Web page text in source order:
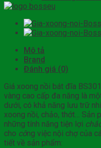
Mô tả
Brand
Đánh giá (0)
Giá xoong nồi bát đĩa
vàng cao cấp đa năng là
dưới, có khả năng lưu trữ
xoong nồi, chảo, thớt… Sản
những tính năng tiện lợi
cho công việc nội chợ của
tiết về sản phẩm: